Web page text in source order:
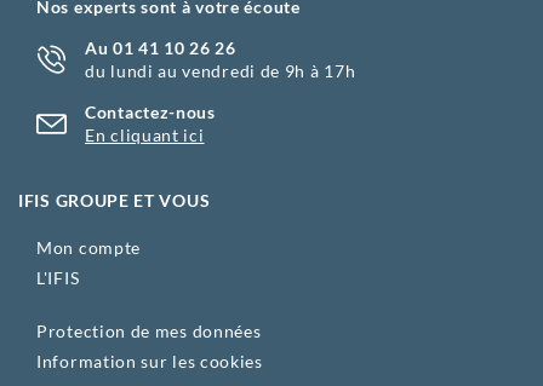
IFIS GROUPE ET VOUS
Mon compte
L'IFIS
Protection de mes données
Information sur les cookies
Nos experts sont à votre écoute
Au 01 41 10 26 26
du lundi au vendredi de 9h à 17h
Contactez-nous
En cliquant ici